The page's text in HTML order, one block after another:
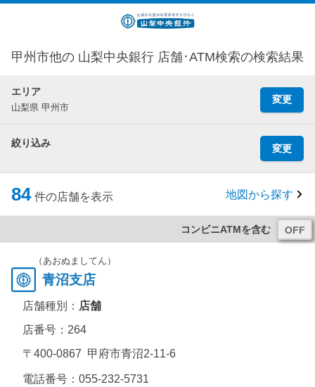
甲州市他の 山梨中央銀行 店舗･ATM検索の検索結果
エリア
山梨県 甲州市
変更
絞り込み 変更
84 件の店舗を表示 地図から探す
コンビニATMを含む
（あおぬましてん）
青沼支店
店舗種別： 店舗
店番号：264
〒400-0867 甲府市青沼2-11-6
電話番号： 055-232-5731